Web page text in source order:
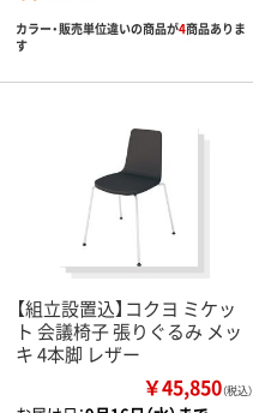
カラー・販売単位違いの商品が4商品ありま
す
【組立設置込】コクヨ ミケッ
ト 会議椅子 張りぐるみ メッ
キ 4本脚 レザー
￥45,850（税込）